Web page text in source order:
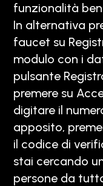
funzionalità
In alternativa
faucet su
modulo con i
pulsante
premere su
digitare il
apposito,
il codice di
stai cercando
persone da